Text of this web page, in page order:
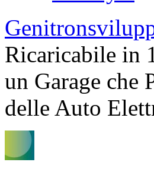
Ricaricabile in
un Garage che
delle Auto